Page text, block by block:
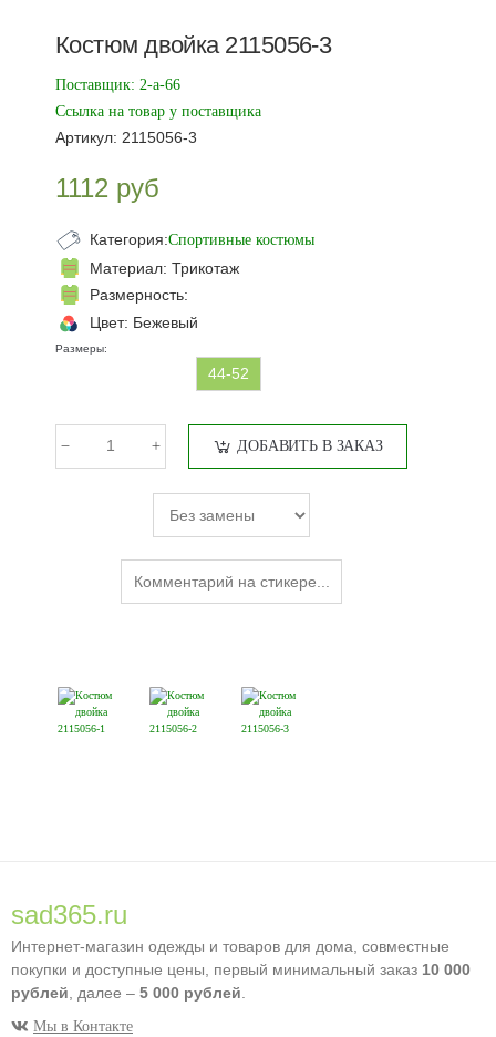
Костюм двойка 2115056-3
Поставщик: 2-а-66
Ссылка на товар у поставщика
Артикул: 2115056-3
1112 руб
Категория:Спортивные костюмы
Материал: Трикотаж
Размерность:
Цвет: Бежевый
Размеры:
44-52
ДОБАВИТЬ В ЗАКАЗ
sad365.ru
Интернет-магазин одежды и товаров для дома, совместные
покупки и доступные цены, первый минимальный заказ 10 000
рублей , далее – 5 000 рублей
Мы в Контакте